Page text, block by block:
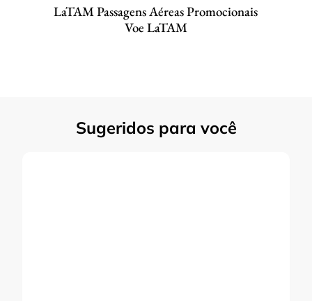
LaTAM Passagens Aéreas Promocionais
Voe LaTAM
Sugeridos para você